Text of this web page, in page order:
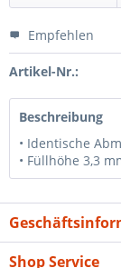
Empfehlen
Artikel-Nr.:
Beschreibung
• Identische
• Füllhöhe 3,3
Shop Service